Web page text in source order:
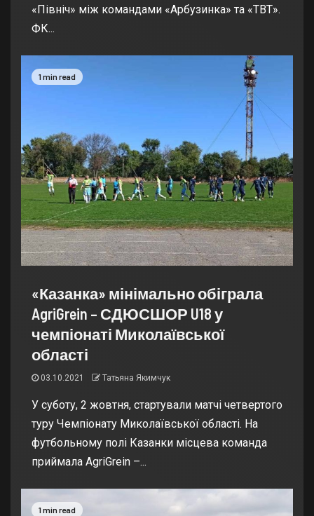
«Північ» між командами «Арбузинка» та «ТВТ».
ФК...
1 min read
«Казанка» мінімально обіграла
AgriGrein – СДЮСШОР U18 у
чемпіонаті Миколаївської
області
03.10.2021 Татьяна Якимчук
У суботу, 2 жовтня, стартували матчі четвертого
туру Чемпіонату Миколаївської області. На
футбольному полі Казанки місцева команда
приймала AgriGrein –...
1 min read